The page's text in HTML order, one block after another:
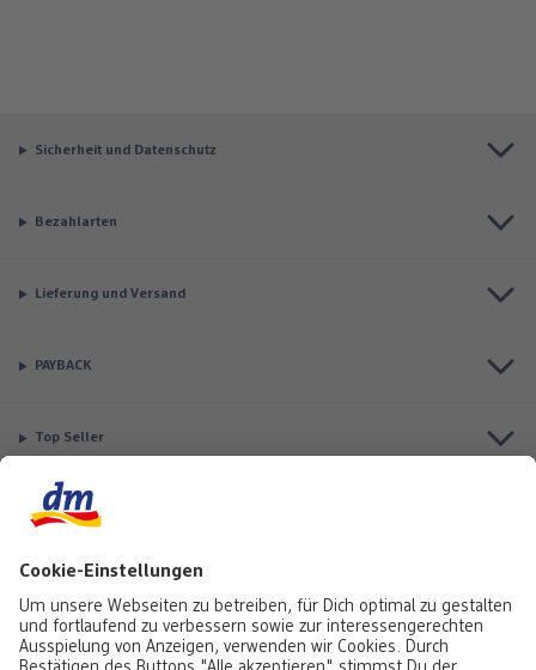
Sicherheit und Datenschutz
Bezahlarten
Lieferung und Versand
PAYBACK
Top Seller
Aktuell besonders beliebt
Service & Auftragsstatus
Informationen